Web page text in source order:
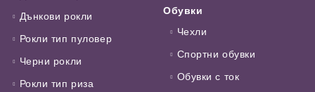
Дънкови рокли
Рокли тип пуловер
Черни рокли
Рокли тип риза
Обувки
Чехли
Спортни обувки
Обувки с ток